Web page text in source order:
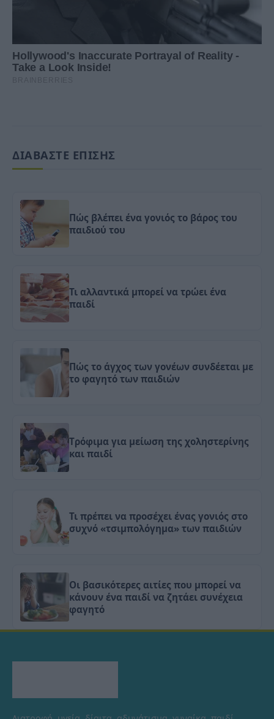
ΔΙΑΒΑΣΤΕ ΕΠΙΣΗΣ
Πώς βλέπει ένα γονιός το βάρος του
παιδιού του
Τι αλλαντικά μπορεί να τρώει ένα
παιδί
Πώς το άγχος των γονέων συνδέεται με
το φαγητό των παιδιών
Tρόφιμα για μείωση της χοληστερίνης
και παιδί
Τι πρέπει να προσέχει ένας γονιός στο
συχνό «τσιμπολόγημα» των παιδιών
Οι βασικότερες αιτίες που μπορεί να
κάνουν ένα παιδί να ζητάει συνέχεια
φαγητό